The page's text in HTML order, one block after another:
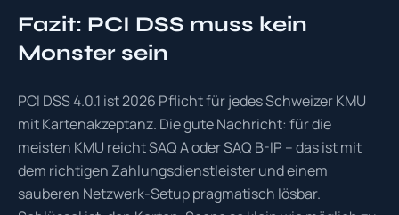
Fazit: PCI DSS muss kein
Monster sein
PCI DSS 4.0.1 ist 2026 Pflicht für jedes Schweizer KMU
mit Kartenakzeptanz. Die gute Nachricht: für die
meisten KMU reicht SAQ A oder SAQ B-IP – das ist mit
dem richtigen Zahlungsdienstleister und einem
sauberen Netzwerk-Setup pragmatisch lösbar.